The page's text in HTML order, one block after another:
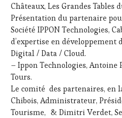
PARTENAIRES
VIN
TOURISME
PRODUCTEURS
TERROIR,
RESTAURATEUR,
CHEF,
CUISINIER,
ŒNOLOGUE,
SOMMELIER ,
SALONS
INTERNATIONAUX,
Châteaux, Les Grandes Tables
Présentation du partenaire
Société IPPON Technologies,
d’expertise en
Digital / Data / Cloud.
– Ippon Technologies, Antoine
Tours.
Le comité des partenaires, en
Chibois, Administrateur,
Tourisme, & Dimitri Verdet,